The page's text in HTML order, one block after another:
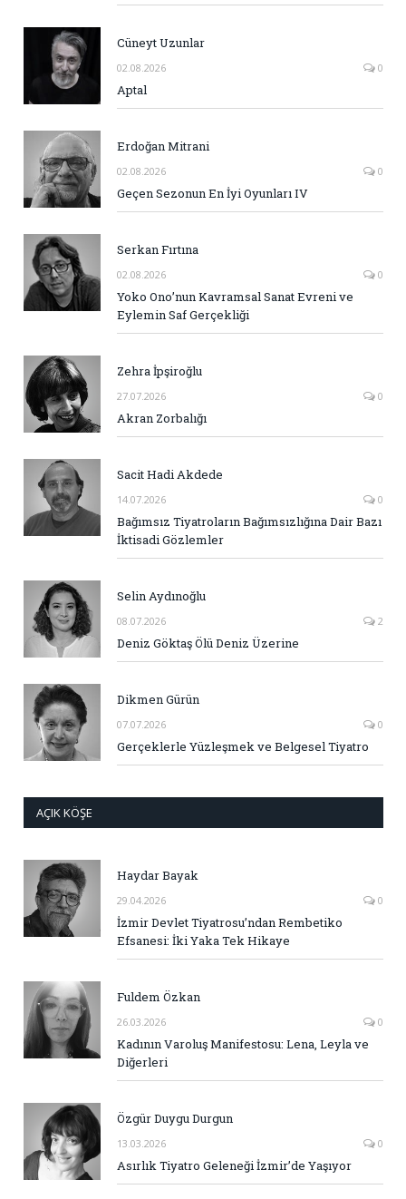
Cüneyt Uzunlar
02.08.2026 0
Aptal
Erdoğan Mitrani
02.08.2026 0
Geçen Sezonun En İyi Oyunları IV
Serkan Fırtına
02.08.2026 0
Yoko Ono’nun Kavramsal Sanat Evreni ve
Eylemin Saf Gerçekliği
Zehra İpşiroğlu
27.07.2026 0
Akran Zorbalığı
Sacit Hadi Akdede
14.07.2026 0
Bağımsız Tiyatroların Bağımsızlığına Dair Bazı
İktisadi Gözlemler
Selin Aydınoğlu
08.07.2026 2
Deniz Göktaş Ölü Deniz Üzerine
Dikmen Gürün
07.07.2026 0
Gerçeklerle Yüzleşmek ve Belgesel Tiyatro
AÇIK KÖŞE
Haydar Bayak
29.04.2026 0
İzmir Devlet Tiyatrosu’ndan Rembetiko
Efsanesi: İki Yaka Tek Hikaye
Fuldem Özkan
26.03.2026 0
Kadının Varoluş Manifestosu: Lena, Leyla ve
Diğerleri
Özgür Duygu Durgun
13.03.2026 0
Asırlık Tiyatro Geleneği İzmir’de Yaşıyor